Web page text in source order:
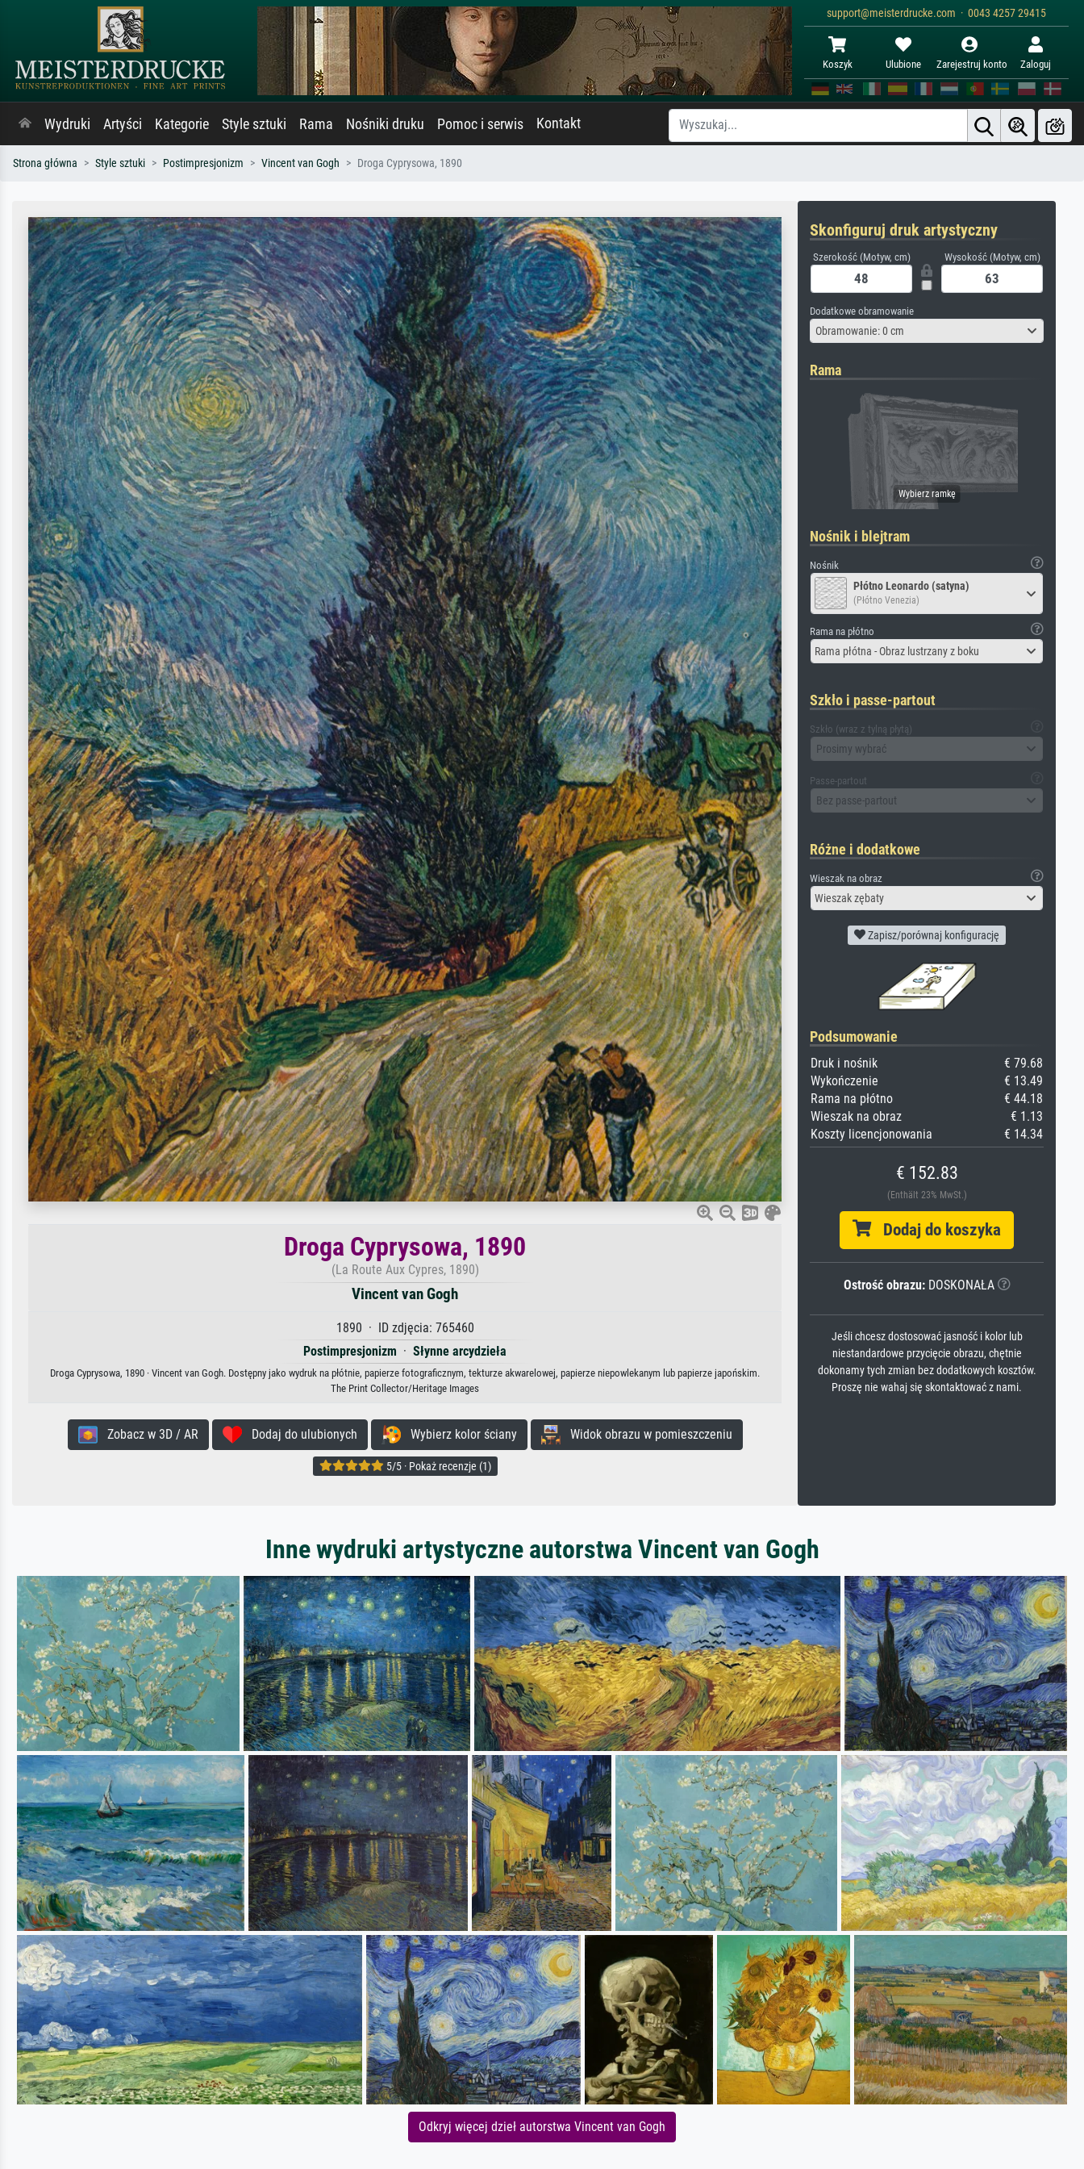
support@meisterdrucke.com · 0043 4257 29415
Koszyk Ulubione Zarejestruj konto Zaloguj
Wydruki Artyści Kategorie Style sztuki Rama Nośniki druku Pomoc i serwis Kontakt
Strona główna Style sztuki Postimpresjonizm Vincent van Gogh Droga Cyprysowa, 1890
Droga Cyprysowa, 1890
(La Route Aux Cypres, 1890)
Vincent van Gogh
1890 · ID zdjęcia: 765460
Postimpresjonizm · Słynne arcydzieła
Droga Cyprysowa, 1890 · Vincent van Gogh. Dostępny jako wydruk na płótnie, papierze fotograficznym, tekturze akwarelowej, papierze niepowlekanym lub papierze japońskim.
The Print Collector/Heritage Images
Zobacz w 3D / AR Dodaj do ulubionych Wybierz kolor ściany Widok obrazu w pomieszczeniu
5/5 · Pokaż recenzje (1)
Skonfiguruj druk artystyczny
Szerokość (Motyw, cm) Wysokość (Motyw, cm)
Dodatkowe obramowanie
Obramowanie: 0 cm
Rama
Nośnik i blejtram
Nośnik
Płótno Leonardo (satyna)
(Płótno Venezia)
Rama na płótno
Rama płótna - Obraz lustrzany z boku
Szkło i passe-partout
Szkło (wraz z tylną płytą)
Prosimy wybrać
Passe-partout
Bez passe-partout
Różne i dodatkowe
Wieszak na obraz
Wieszak zębaty
Zapisz/porównaj konfigurację
Podsumowanie
Druk i nośnik
€ 79.68
Wykończenie
€ 13.49
Rama na płótno
€ 44.18
Wieszak na obraz
€ 1.13
Koszty licencjonowania
€ 14.34
€ 152.83
(Enthält 23% MwSt.)
Dodaj do koszyka
Ostrość obrazu:DOSKONAŁA
Jeśli chcesz dostosować jasność i kolor lub
niestandardowe przycięcie obrazu, chętnie
dokonamy tych zmian bez dodatkowych kosztów.
Proszę nie wahaj się skontaktować z nami.
Inne wydruki artystyczne autorstwa Vincent van Gogh
Odkryj więcej dzieł autorstwa Vincent van Gogh